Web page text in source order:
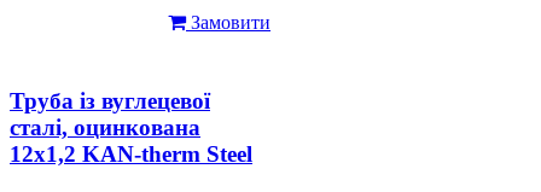
Замовити
Труба із вуглецевої
сталі, оцинкована
12x1,2 KAN-therm Steel